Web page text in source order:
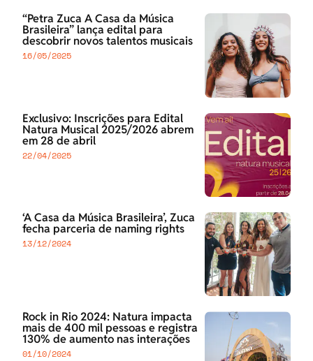
“Petra Zuca A Casa da Música
Brasileira” lança edital para
descobrir novos talentos musicais
16/05/2025
Exclusivo: Inscrições para Edital
Natura Musical 2025/2026 abrem
em 28 de abril
22/04/2025
‘A Casa da Música Brasileira’, Zuca
fecha parceria de naming rights
13/12/2024
Rock in Rio 2024: Natura impacta
mais de 400 mil pessoas e registra
130% de aumento nas interações
01/10/2024